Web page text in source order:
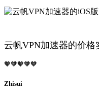
云帆VPN加速器的价
🧡🧡🧡🧡🧡
Zhisui